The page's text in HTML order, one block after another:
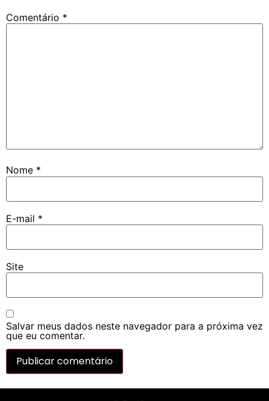
Comentário *
Nome *
E-mail *
Site
Salvar meus dados neste navegador para a próxima vez
que eu comentar.